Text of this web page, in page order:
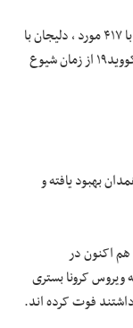
وی خاطرنشان کرد: اراک با ۴۲۴ مورد، ساوه و زرندیه با ۴۱۷ مورد ، دلیجان با
۱۳۶ مورد بیشترین موارد ابتلا را در استان مرکزی به کووید۱۹ از زمان شیوع
همدان بهبود یافته و
اکنون در
به علت ابتلا به ویروس کرونا بستری